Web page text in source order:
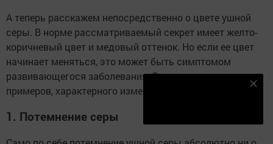
А теперь расскажем непосредственно о цвете ушной
серы. В норме рассматриваемый секрет имеет желто-
коричневый цвет и медовый оттенок. Но если ее цвет
начинает меняться, это может быть симптомом
развивающегося заболевания. Вот несколько
примеров, характерного изменения цвета ушной серы.
1. Потемнение серы